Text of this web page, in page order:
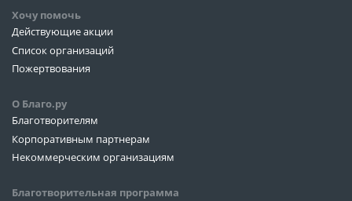
Хочу помочь
Действующие акции
Список организаций
Пожертвования
О Благо.ру
Благотворителям
Корпоративным партнерам
Некоммерческим организациям
Благотворительная программа